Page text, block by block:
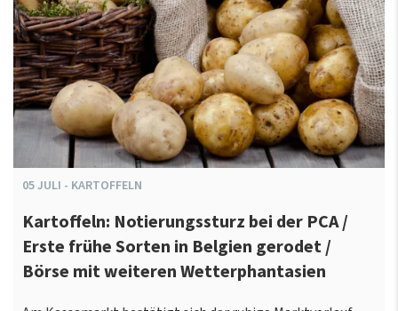
05JULI - KARTOFFELN
Kartoffeln: Notierungssturz bei der PCA /
Erste frühe Sorten in Belgien gerodet /
Börse mit weiteren Wetterphantasien